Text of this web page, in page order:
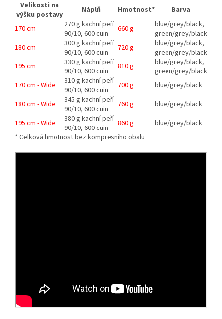
Velikosti na
výšku postavy
Náplň Hmotnost*
Barva
170 cm
270 g kachní peří
90/10, 600 cuin
660 g
blue/grey/black,
green/grey/black
180 cm
300 g kachní peří
90/10, 600 cuin
720 g
blue/grey/black,
green/grey/black
195 cm
330 g kachní peří
90/10, 600 cuin
810 g
blue/grey/black,
green/grey/black
170 cm - Wide
310 g kachní peří
90/10, 600 cuin
700 g
blue/grey/black
180 cm - Wide
345 g kachní peří
90/10, 600 cuin
760 g
blue/grey/black
195 cm - Wide
380 g kachní peří
90/10, 600 cuin
860 g
blue/grey/black
* Celková hmotnost bez kompresního obalu